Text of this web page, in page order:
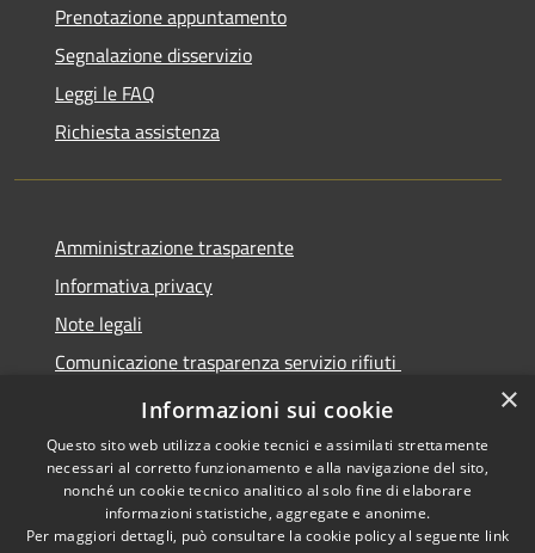
Prenotazione appuntamento
Segnalazione disservizio
Leggi le FAQ
Richiesta assistenza
Amministrazione trasparente
Informativa privacy
Note legali
Comunicazione trasparenza servizio rifiuti
Dichiarazione di accessibilità
Copyright © 2026 • Città di
×
Informazioni sui cookie
Questo sito web utilizza cookie tecnici e assimilati strettamente
necessari al corretto funzionamento e alla navigazione del sito,
nonché un cookie tecnico analitico al solo fine di elaborare
informazioni statistiche, aggregate e anonime.
Per maggiori dettagli, può consultare la cookie policy al seguente link